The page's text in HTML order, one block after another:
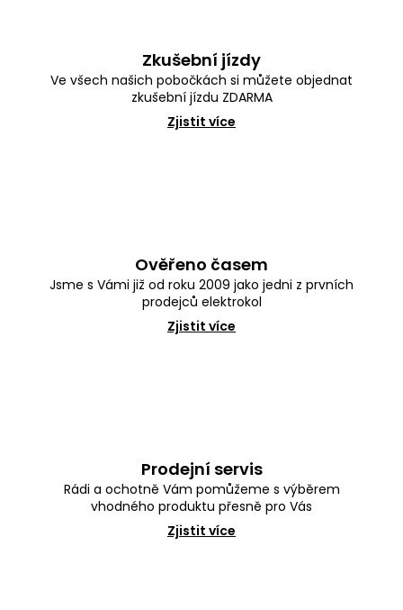
Zkušební jízdy
Ve všech našich pobočkách si můžete objednat
zkušební jízdu ZDARMA
Zjistit více
Ověřeno časem
Jsme s Vámi již od roku 2009 jako jedni z prvních
prodejců elektrokol
Zjistit více
Prodejní servis
Rádi a ochotně Vám pomůžeme s výběrem
vhodného produktu přesně pro Vás
Zjistit více